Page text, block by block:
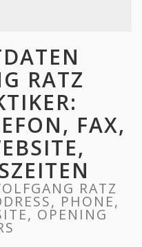
RATZ
FAX,
RATZ
PHONE,
OPENING